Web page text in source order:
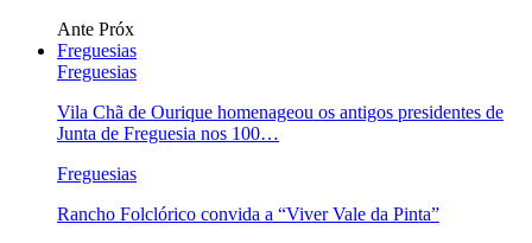
Ante Próx
Freguesias
Freguesias
Vila Chã de Ourique homenageou os antigos presidentes de
Junta de Freguesia nos 100…
Freguesias
Rancho Folclórico convida a “Viver Vale da Pinta”